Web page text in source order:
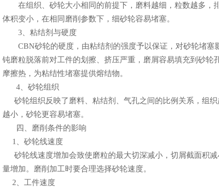
在组织、砂轮大小相同的前提下，磨料越细，粒数越多，
体积变小，在相同磨削参数下，细砂轮容易堵塞。
3、粘结剂与硬度
CBN砂轮的硬度，由粘结剂的强度予以保证，对砂轮堵塞
钝磨粒脱落前对工件的划擦、挤压严重，磨屑容易填充到砂
摩擦热，为粘结性堵塞提供熔结物。
4、砂轮组织
砂轮组织反映了磨料、粘结剂、气孔之间的比例关系，组
越小，砂轮更容易堵塞。
四、磨削条件的影响
1、砂轮线速度
砂轮线速度增加会致使磨粒的最大切深减小，切屑截面积
量增加。磨削加工时要合理选择砂轮速度。
2、工件速度